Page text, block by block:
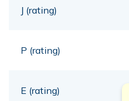
J (rating)
P (rating)
E (rating)